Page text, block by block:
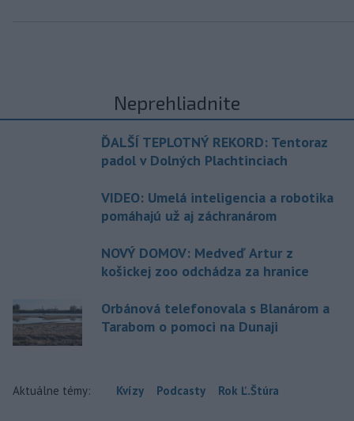
Neprehliadnite
ĎALŠÍ TEPLOTNÝ REKORD: Tentoraz
padol v Dolných Plachtinciach
VIDEO: Umelá inteligencia a robotika
pomáhajú už aj záchranárom
NOVÝ DOMOV: Medveď Artur z
košickej zoo odchádza za hranice
Orbánová telefonovala s Blanárom a
Tarabom o pomoci na Dunaji
Aktuálne témy: Kvízy Podcasty Rok Ľ.Štúra